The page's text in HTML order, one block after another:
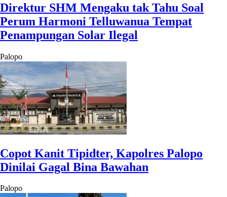
Direktur SHM Mengaku tak Tahu Soal
Perum Harmoni Telluwanua Tempat
Penampungan Solar Ilegal
Palopo
Copot Kanit Tipidter, Kapolres Palopo
Dinilai Gagal Bina Bawahan
Palopo